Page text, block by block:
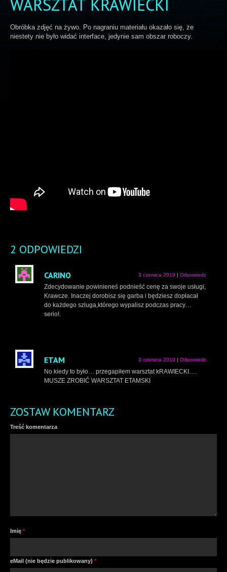
WARSZTAT KRAWIECKI
Obróbka zdjęć na żywo. Po nagraniu materiału okazało się, że
niestety nie było widać interface, jedynie sam obszar roboczy.
2 ODPOWIEDZI
CARINO 3 czerwca 2019 Odpowiedz
Zdecydowanie powinieneś podnieść cenę za swoje usługi,
Krawcze. Inaczej dorobisz się garba i będziesz dopłacał
do każdego szluga,którego wypalisz podczas pracy…
serio!.
ETAM 3 czerwca 2019 Odpowiedz
No kiedy to było… przegapiłem warsztat kRAWIECKI….
MUSZE ZROBIĆ WARSZTAT ETAMSKI
ZOSTAW KOMENTARZ
Treść komentarza
Imię *
eMail (nie będzie publikowany) *